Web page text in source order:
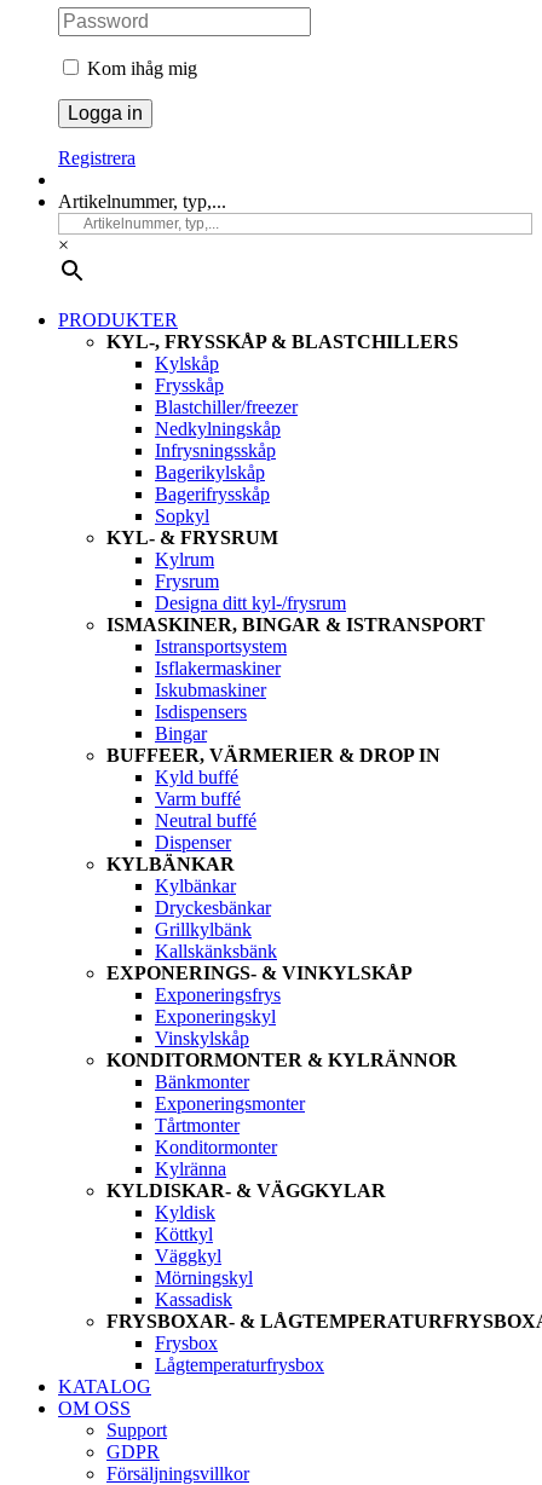
Kom ihåg mig
Registrera
Artikelnummer, typ,...
×
PRODUKTER
KYL-, FRYSSKÅP & BLASTCHILLERS
Kylskåp
Frysskåp
Blastchiller/freezer
Nedkylningskåp
Infrysningsskåp
Bagerikylskåp
Bagerifrysskåp
Sopkyl
KYL- & FRYSRUM
Kylrum
Frysrum
Designa ditt kyl-/frysrum
ISMASKINER, BINGAR & ISTRANSPORT
Istransportsystem
Isflakermaskiner
Iskubmaskiner
Isdispensers
Bingar
BUFFEER, VÄRMERIER & DROP IN
Kyld buffé
Varm buffé
Neutral buffé
Dispenser
KYLBÄNKAR
Kylbänkar
Dryckesbänkar
Grillkylbänk
Kallskänksbänk
EXPONERINGS- & VINKYLSKÅP
Exponeringsfrys
Exponeringskyl
Vinskylskåp
KONDITORMONTER & KYLRÄNNOR
Bänkmonter
Exponeringsmonter
Tårtmonter
Konditormonter
Kylränna
KYLDISKAR- & VÄGGKYLAR
Kyldisk
Köttkyl
Väggkyl
Mörningskyl
Kassadisk
FRYSBOXAR- &
Frysbox
Lågtemperaturfrysbox
KATALOG
OM OSS
Support
GDPR
Försäljningsvillkor